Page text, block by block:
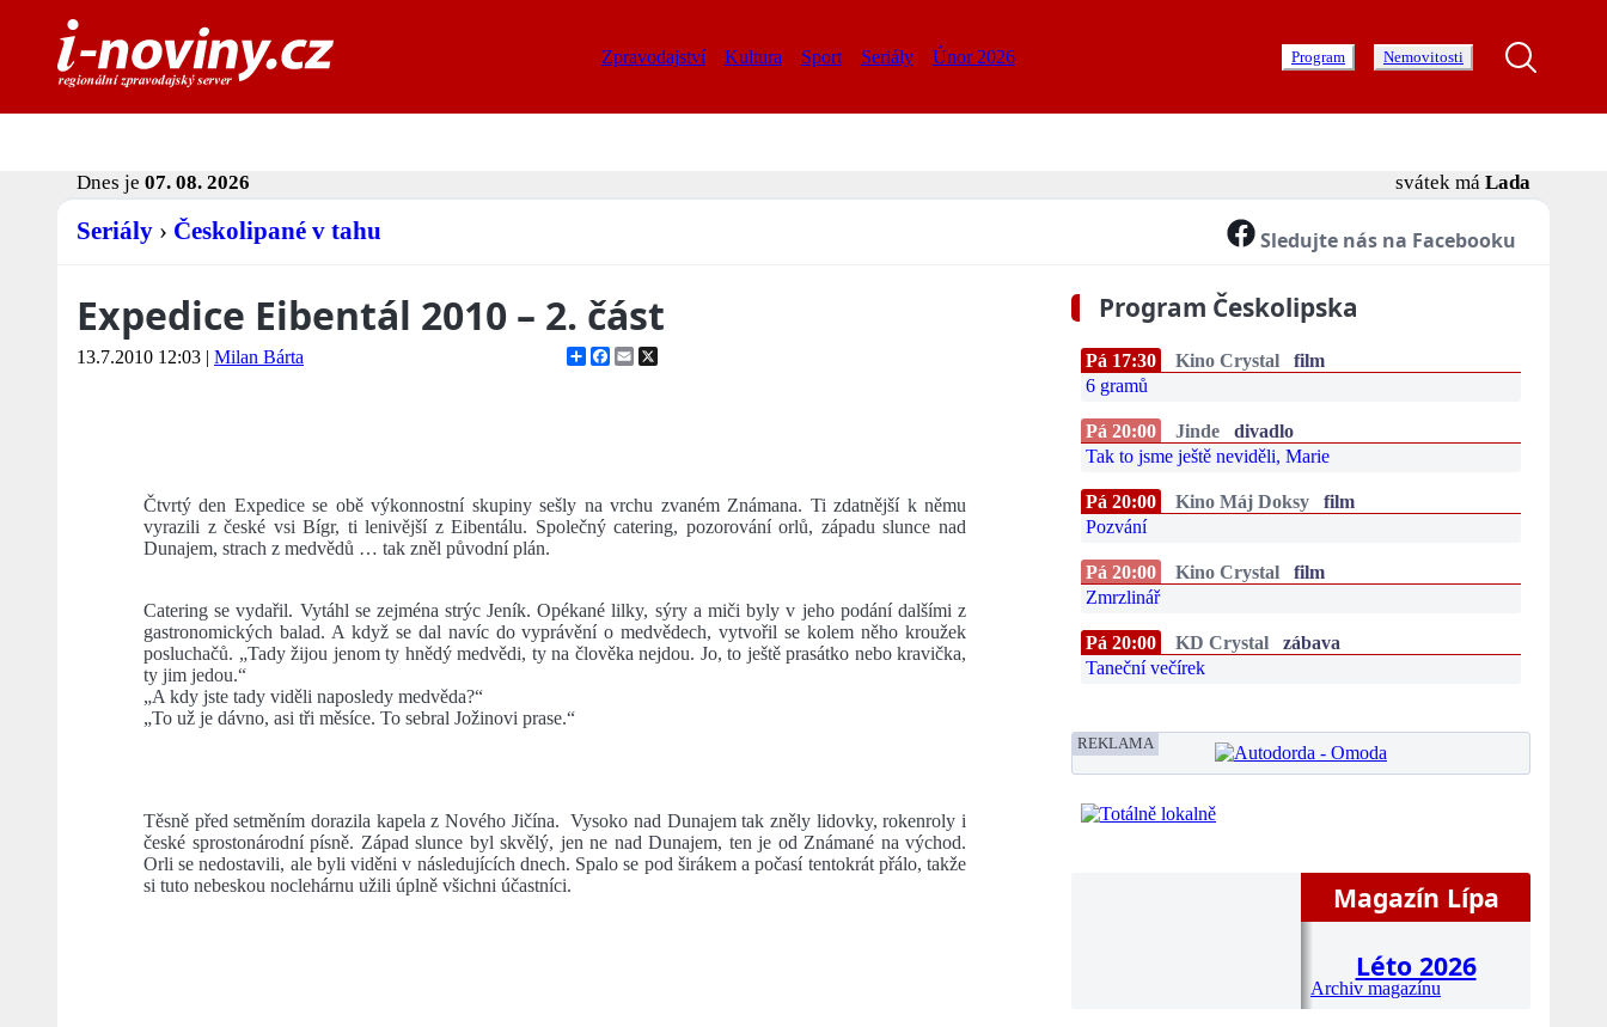
Zpravodajství Kultura Sport Seriály Únor 2026 Program Nemovitosti
Dnes je 07. 08. 2026 svátek má Lada
Seriály › Českolipané v tahu Sledujte nás na Facebooku
Expedice Eibentál 2010 – 2. část
13.7.2010 12:03 | Milan Bárta ShareFacebook
Email
Čtvrtý den Expedice se obě výkonnostní skupiny sešly na vrchu zvaném Známana. Ti zdatnější k němu
vyrazili z české vsi Bígr, ti lenivější z Eibentálu. Společný catering, pozorování orlů, západu slunce nad
Dunajem, strach z medvědů … tak zněl původní plán.
Catering se vydařil. Vytáhl se zejména strýc Jeník. Opékané lilky, sýry a miči byly v jeho podání dalšími z
gastronomických balad. A když se dal navíc do vyprávění o medvědech, vytvořil se kolem něho kroužek
posluchačů. „Tady žijou jenom ty hnědý medvědi, ty na člověka nejdou. Jo, to ještě prasátko nebo kravička,
ty jim jedou.“
„A kdy jste tady viděli naposledy medvěda?“
„To už je dávno, asi tři měsíce. To sebral Jožinovi prase.“
Těsně před setměním dorazila kapela z Nového Jičína. Vysoko nad Dunajem tak zněly lidovky, rokenroly i
české sprostonárodní písně. Západ slunce byl skvělý, jen ne nad Dunajem, ten je od Známané na východ.
Orli se nedostavili, ale byli viděni v následujících dnech. Spalo se pod širákem a počasí tentokrát přálo, takže
si tuto nebeskou noclehárnu užili úplně všichni účastníci.
Program Českolipska
Pá 17:30 Kino Crystal
film
6 gramů
Pá 20:00 Jinde
divadlo
Tak to jsme ještě neviděli, Marie
Pá 20:00 Kino Máj Doksy
film
Pozvání
Pá 20:00 Kino Crystal
film
Zmrzlinář
Pá 20:00 KD Crystal
zábava
Taneční večírek
REKLAMA
Magazín Lípa
Léto 2026
Archiv magazínu